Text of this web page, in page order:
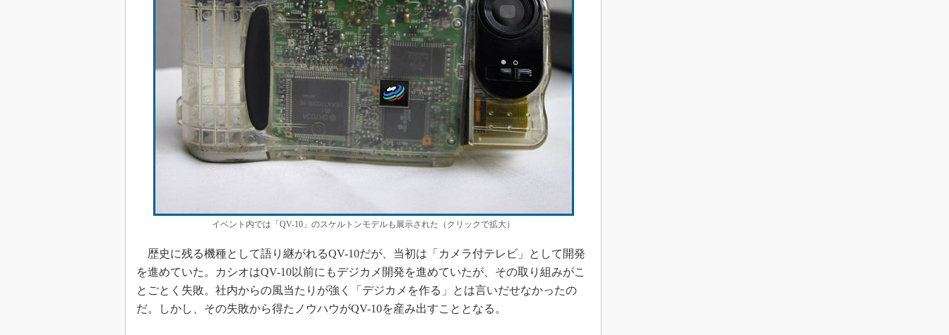
イベント内では「QV-10」のスケルトンモデルも展示された（クリックで拡大）
歴史に残る機種として語り継がれるQV-10だが、当初は「カメラ付テレビ」として開発
を進めていた。カシオはQV-10以前にもデジカメ開発を進めていたが、その取り組みがこ
とごとく失敗。社内からの風当たりが強く「デジカメを作る」とは言いだせなかったの
だ。しかし、その失敗から得たノウハウがQV-10を産み出すこととなる。